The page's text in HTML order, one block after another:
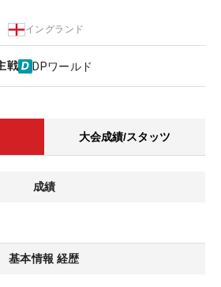
イングランド
戦 DPワールド
大会成績/スタッツ
成績
基本情報 経歴